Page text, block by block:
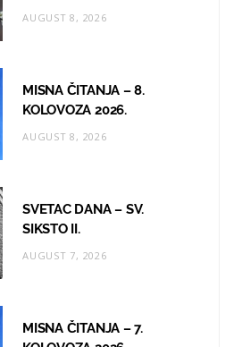
a
AUGUST 8, 2026
MISNA ČITANJA – 8.
KOLOVOZA 2026.
AUGUST 8, 2026
SVETAC DANA – SV.
SIKSTO II.
AUGUST 7, 2026
MISNA ČITANJA – 7.